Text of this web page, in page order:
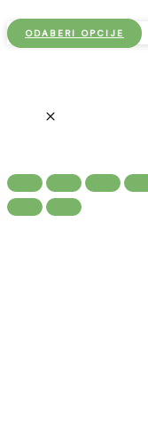
ODABERI OPCIJE